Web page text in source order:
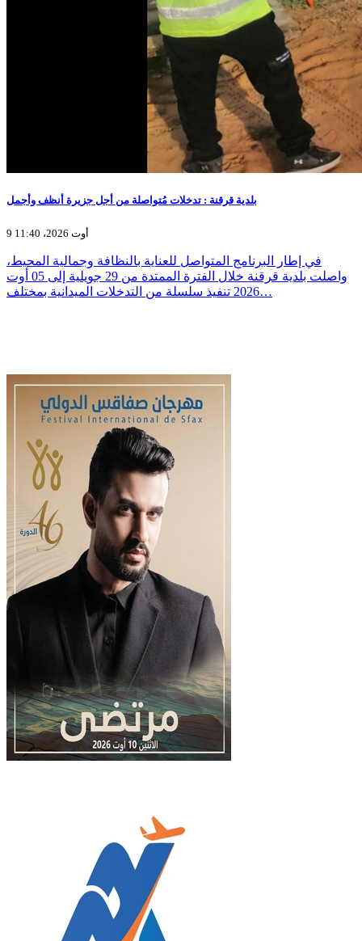
بلدية قرقنة : تدخلات مُتواصلة من أجل جزيرة أنظف وأجمل
9 أوت 2026، 11:40
في إطار البرنامج المتواصل للعناية بالنظافة وجمالية المحيط،
واصلت بلدية قرقنة خلال الفترة الممتدة من 29 جويلية إلى 05 أوت
2026 تنفيذ سلسلة من التدخلات الميدانية بمختلف…